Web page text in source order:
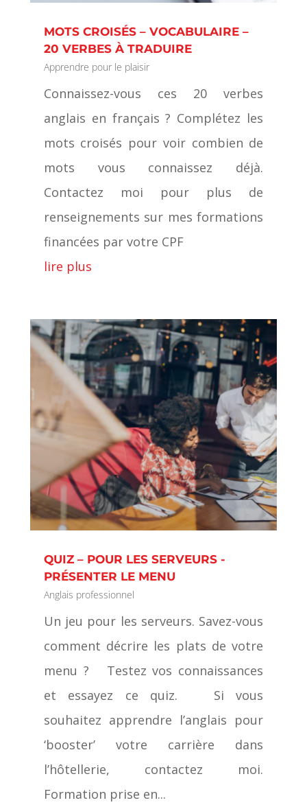
MOTS CROISÉS – VOCABULAIRE –
20 VERBES À TRADUIRE
Apprendre pour le plaisir
Connaissez-vous ces 20 verbes
anglais en français ? Complétez les
mots croisés pour voir combien de
mots vous connaissez déjà.
Contactez moi pour plus de
renseignements sur mes formations
financées par votre CPF
lire plus
QUIZ – POUR LES SERVEURS -
PRÉSENTER LE MENU
Anglais professionnel
Un jeu pour les serveurs. Savez-vous
comment décrire les plats de votre
menu ? Testez vos connaissances
et essayez ce quiz. Si vous
souhaitez apprendre l’anglais pour
‘booster’ votre carrière dans
l’hôtellerie, contactez moi.
Formation prise en...